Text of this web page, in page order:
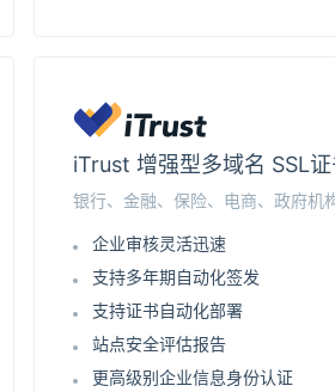
iTrust 增强型多域名 SSL
银行、金融、保险、电商、政府机
企业审核灵活迅速
支持多年期自动化签发
支持证书自动化部署
站点安全评估报告
更高级别企业信息身份认证